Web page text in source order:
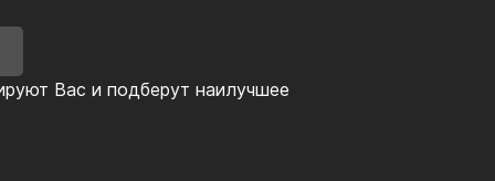
Вас и подберут наилучшее